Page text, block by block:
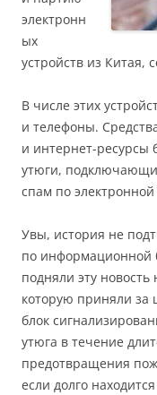
электронн
ых
устройств из
В числе этих
и телефоны.
и интернет-ресурсы
утюги,
спам по
Увы, история не
по информационной
подняли эту
которую приняли
блок
утюга в течение
предотвращения
если долго